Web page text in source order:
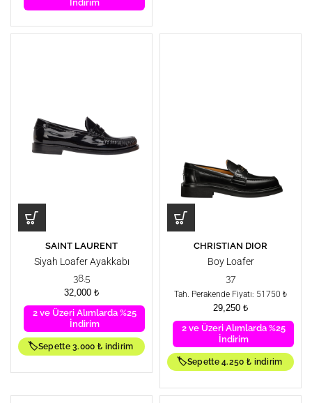
İndirim
SAINT LAURENT
Siyah Loafer Ayakkabı
38.5
32,000 ₺
2 ve Üzeri Alımlarda %25
İndirim
🏷️Sepette 3.000 ₺ indirim
CHRISTIAN DIOR
Boy Loafer
37
Tah. Perakende Fiyatı: 51750 ₺
29,250 ₺
2 ve Üzeri Alımlarda %25
İndirim
🏷️Sepette 4.250 ₺ indirim